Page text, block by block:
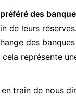
préféré des
de leurs
des
représente
train de nous